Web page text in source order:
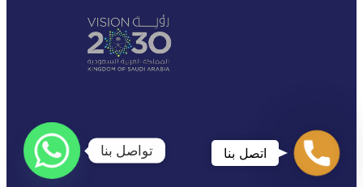
اتصل
بنا
اتصل بنا تواصل بنا